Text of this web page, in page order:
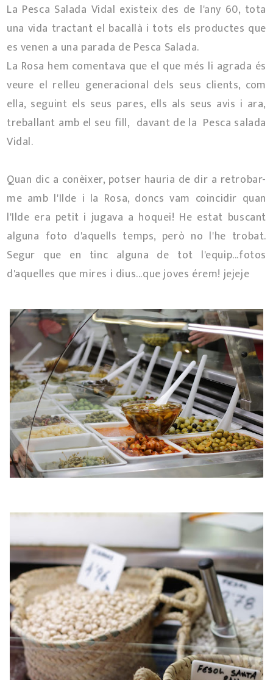
La Pesca Salada Vidal existeix des de l'any 60, tota
una vida tractant el bacallà i tots els productes que
es venen a una parada de Pesca Salada.
La Rosa hem comentava que el que més li agrada és
veure el relleu generacional dels seus clients, com
ella, seguint els seus pares, ells als seus avis i ara,
treballant amb el seu fill, davant de la Pesca salada
Vidal.
Quan dic a conèixer, potser hauria de dir a retrobar-
me amb l'Ilde i la Rosa, doncs vam coincidir quan
l'Ilde era petit i jugava a hoquei! He estat buscant
alguna foto d'aquells temps, però no l'he trobat.
Segur que en tinc alguna de tot l'equip...fotos
d'aquelles que mires i dius...que joves érem! jejeje